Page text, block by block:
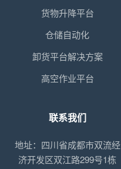
货物升降平台
仓储自动化
卸货平台解决方案
高空作业平台
联系我们
地址：四川省成都市双流经
济开发区双江路299号1栋